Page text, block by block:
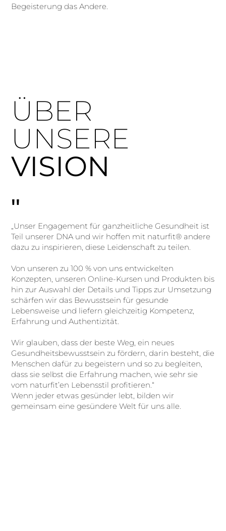
Begeisterung das Andere.
ÜBER
UNSERE
VISION
"
„Unser Engagement für ganzheitliche Gesundheit ist
Teil unserer DNA und wir hoffen mit naturfit® andere
dazu zu inspirieren, diese Leidenschaft zu teilen.
Von unseren zu 100 % von uns entwickelten
Konzepten, unseren Online-Kursen und Produkten bis
hin zur Auswahl der Details und Tipps zur Umsetzung
schärfen wir das Bewusstsein für gesunde
Lebensweise und liefern gleichzeitig Kompetenz,
Erfahrung und Authentizität.
Wir glauben, dass der beste Weg, ein neues
Gesundheitsbewusstsein zu fördern, darin besteht, die
Menschen dafür zu begeistern und so zu begleiten,
dass sie selbst die Erfahrung machen, wie sehr sie
vom naturfit’en Lebensstil profitieren.“
Wenn jeder etwas gesünder lebt, bilden wir
gemeinsam eine gesündere Welt für uns alle.